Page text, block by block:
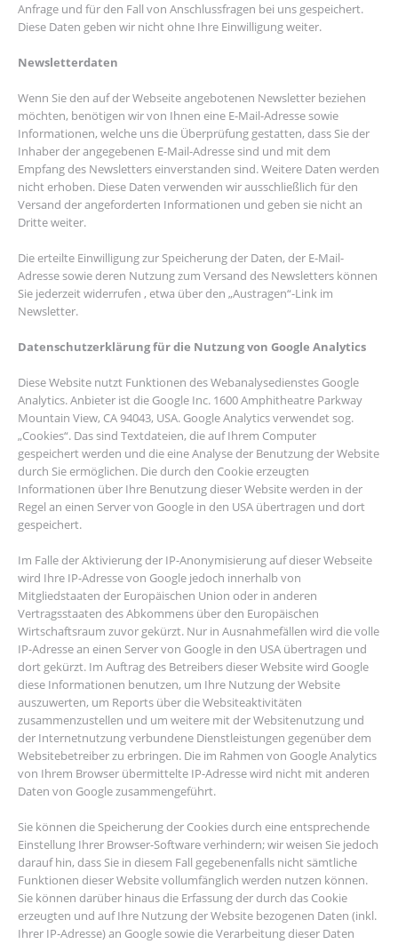
Anfrage und für den Fall von Anschlussfragen bei uns gespeichert.
Diese Daten geben wir nicht ohne Ihre Einwilligung weiter.
Newsletterdaten
Wenn Sie den auf der Webseite angebotenen Newsletter beziehen
möchten, benötigen wir von Ihnen eine E-Mail-Adresse sowie
Informationen, welche uns die Überprüfung gestatten, dass Sie der
Inhaber der angegebenen E-Mail-Adresse sind und mit dem
Empfang des Newsletters einverstanden sind. Weitere Daten werden
nicht erhoben. Diese Daten verwenden wir ausschließlich für den
Versand der angeforderten Informationen und geben sie nicht an
Dritte weiter.
Die erteilte Einwilligung zur Speicherung der Daten, der E-Mail-
Adresse sowie deren Nutzung zum Versand des Newsletters können
Sie jederzeit widerrufen , etwa über den „Austragen“-Link im
Newsletter.
Datenschutzerklärung für die Nutzung von Google Analytics
Diese Website nutzt Funktionen des Webanalysedienstes Google
Analytics. Anbieter ist die Google Inc. 1600 Amphitheatre Parkway
Mountain View, CA 94043, USA. Google Analytics verwendet sog.
„Cookies“. Das sind Textdateien, die auf Ihrem Computer
gespeichert werden und die eine Analyse der Benutzung der Website
durch Sie ermöglichen. Die durch den Cookie erzeugten
Informationen über Ihre Benutzung dieser Website werden in der
Regel an einen Server von Google in den USA übertragen und dort
gespeichert.
Im Falle der Aktivierung der IP-Anonymisierung auf dieser Webseite
wird Ihre IP-Adresse von Google jedoch innerhalb von
Mitgliedstaaten der Europäischen Union oder in anderen
Vertragsstaaten des Abkommens über den Europäischen
Wirtschaftsraum zuvor gekürzt. Nur in Ausnahmefällen wird die volle
IP-Adresse an einen Server von Google in den USA übertragen und
dort gekürzt. Im Auftrag des Betreibers dieser Website wird Google
diese Informationen benutzen, um Ihre Nutzung der Website
auszuwerten, um Reports über die Websiteaktivitäten
zusammenzustellen und um weitere mit der Websitenutzung und
der Internetnutzung verbundene Dienstleistungen gegenüber dem
Websitebetreiber zu erbringen. Die im Rahmen von Google Analytics
von Ihrem Browser übermittelte IP-Adresse wird nicht mit anderen
Daten von Google zusammengeführt.
Sie können die Speicherung der Cookies durch eine entsprechende
Einstellung Ihrer Browser-Software verhindern; wir weisen Sie jedoch
darauf hin, dass Sie in diesem Fall gegebenenfalls nicht sämtliche
Funktionen dieser Website vollumfänglich werden nutzen können.
Sie können darüber hinaus die Erfassung der durch das Cookie
erzeugten und auf Ihre Nutzung der Website bezogenen Daten (inkl.
Ihrer IP-Adresse) an Google sowie die Verarbeitung dieser Daten